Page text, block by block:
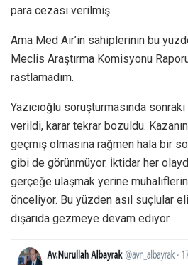
para cezası verilmiş.
Ama Med Air’in sahiplerinin bu
Meclis Araştırma Komisyonu
rastlamadım.
Yazıcıoğlu soruşturmasında
verildi, karar tekrar bozuldu.
geçmiş olmasına rağmen hala bir
gibi de görünmüyor. İktidar her
gerçeğe ulaşmak yerine
önceliyor. Bu yüzden asıl suçlular
dışarıda gezmeye devam ediyor.